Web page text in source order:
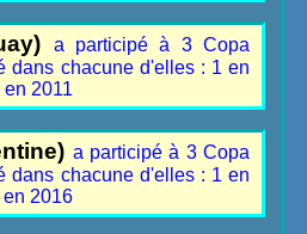
a participé à 3 Copa
dans chacune d'elles : 1 en
2011
a participé à 3 Copa
dans chacune d'elles : 1 en
en 2016